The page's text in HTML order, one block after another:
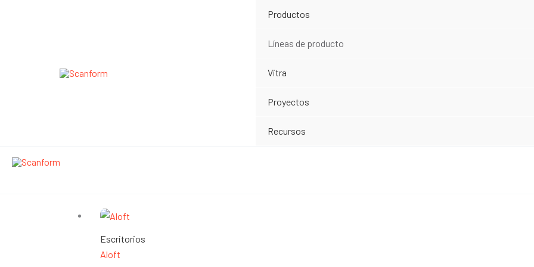
Productos
Líneas de producto
Vitra
Proyectos
Recursos
Escritorios
Aloft